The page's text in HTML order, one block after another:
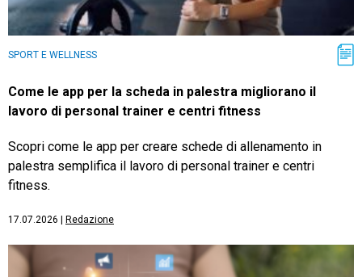
SPORT E WELLNESS
Come le app per la scheda in palestra migliorano il
lavoro di personal trainer e centri fitness
Scopri come le app per creare schede di allenamento in
palestra semplifica il lavoro di personal trainer e centri
fitness.
17.07.2026 Redazione